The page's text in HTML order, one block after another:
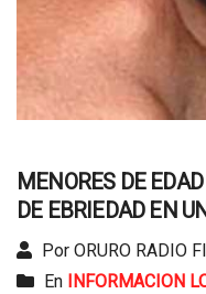
MENORES DE
DE EBRIEDAD EN
Por ORURO RADIO
En
INFORMACION